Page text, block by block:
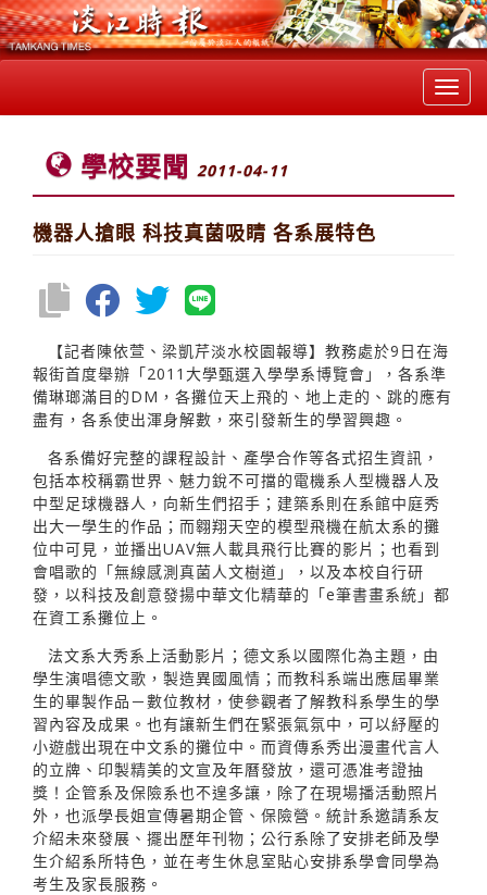
學校要聞 2011-04-11
機器人搶眼 科技真菌吸睛 各系展特色
【記者陳依萱、梁凱芹淡水校園報導】教務處於9日在海
報街首度舉辦「2011大學甄選入學學系博覽會」，各系準
備琳瑯滿目的DM，各攤位天上飛的、地上走的、跳的應有
盡有，各系使出渾身解數，來引發新生的學習興趣。
各系備好完整的課程設計、產學合作等各式招生資訊，
包括本校稱霸世界、魅力銳不可擋的電機系人型機器人及
中型足球機器人，向新生們招手；建築系則在系館中庭秀
出大一學生的作品；而翱翔天空的模型飛機在航太系的攤
位中可見，並播出UAV無人載具飛行比賽的影片；也看到
會唱歌的「無線感測真菌人文樹道」，以及本校自行研
發，以科技及創意發揚中華文化精華的「e筆書畫系統」都
在資工系攤位上。
法文系大秀系上活動影片；德文系以國際化為主題，由
學生演唱德文歌，製造異國風情；而教科系端出應屆畢業
生的畢製作品－數位教材，使參觀者了解教科系學生的學
習內容及成果。也有讓新生們在緊張氣氛中，可以紓壓的
小遊戲出現在中文系的攤位中。而資傳系秀出漫畫代言人
的立牌、印製精美的文宣及年曆發放，還可憑准考證抽
獎！企管系及保險系也不遑多讓，除了在現場播活動照片
外，也派學長姐宣傳暑期企管、保險營。統計系邀請系友
介紹未來發展、擺出歷年刊物；公行系除了安排老師及學
生介紹系所特色，並在考生休息室貼心安排系學會同學為
考生及家長服務。